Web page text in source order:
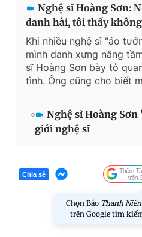
Nghệ sĩ Hoàng Sơn:
danh hài, tôi thấy
Khi nhiều nghệ sĩ "ảo
mình danh xưng nâng
sĩ Hoàng Sơn bày tỏ
tình. Ông cũng cho biết
Nghệ sĩ Hoàng
giới nghệ sĩ
Chia sẻ
Chọn Báo Thanh Niên
trên Google tìm